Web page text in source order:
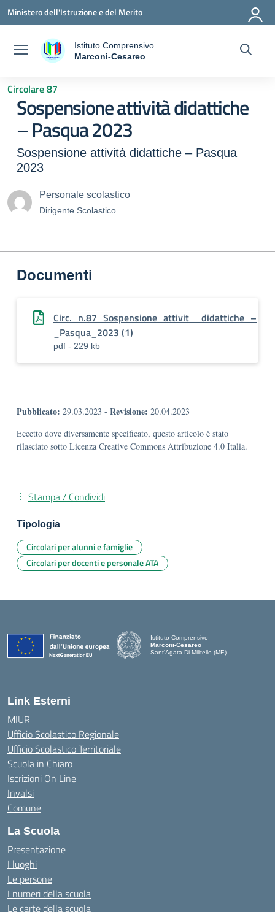
Vai ai contenuti
Vai al menu di navigazione
Vai al footer
Ministero dell'Istruzione e del Merito
Istituto Comprensivo
Marconi-Cesareo
Circolare 87
Sospensione attività didattiche
– Pasqua 2023
Sospensione attività didattiche – Pasqua
2023
Personale scolastico
Dirigente Scolastico
Documenti
Circ._n.87_Sospensione_attivit__didattiche_–
_Pasqua_2023 (1)
pdf - 229 kb
Pubblicato: 29.03.2023 - Revisione: 20.04.2023
Eccetto dove diversamente specificato, questo articolo è stato
rilasciato sotto Licenza Creative Commons Attribuzione 4.0 Italia.
Stampa / Condividi
Tipologia
Circolari per alunni e famiglie
Circolari per docenti e personale ATA
Istituto Comprensivo
Marconi-Cesareo
Sant'Agata Di Militello (ME)
Link Esterni
MIUR
Ufficio Scolastico Regionale
Ufficio Scolastico Territoriale
Scuola in Chiaro
Iscrizioni On Line
Invalsi
Comune
La Scuola
Presentazione
I luoghi
Le persone
I numeri della scuola
Le carte della scuola